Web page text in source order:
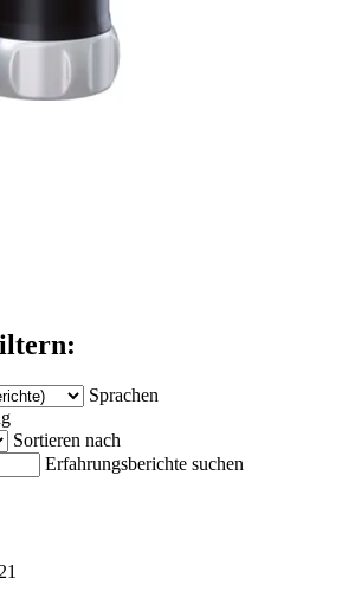
Sprachen
Sortieren nach
Erfahrungsberichte suchen